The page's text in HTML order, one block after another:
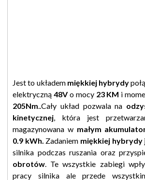
Jest to układem miękkiej hybrydy
elektryczną 48Vo mocy 23 KM i
205Nm..Cały układ pozwala na
kinetycznej, która jest
magazynowana wmałym
0.9 kWh. Zadaniem miękkiej hybrydy
silnika podczas ruszania oraz
obrotów. Te wszystkie zabiegi
pracy silnika ale przede